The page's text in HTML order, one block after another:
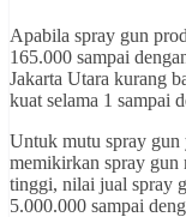
Apabila spray gun
165.000 sampai
Jakarta Utara kurang
kuat selama 1 sampai
Untuk mutu spray
memikirkan spray gun
tinggi, nilai jual spray
5.000.000 sampai